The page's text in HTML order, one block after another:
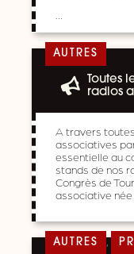
AUTRES
Toutes
radios
A travers
associatives
essentielle au
stands de nos
Congrès de
associative née
AUTRES ,